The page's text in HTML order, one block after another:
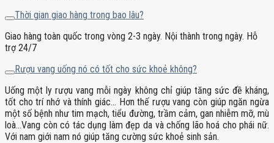
Thời gian giao hàng trong bao lâu?
Giao hàng toàn quốc trong vòng 2-3 ngày. Nội thành trong ngày. Hỗ
trợ 24/7
Rượu vang uống nó có tốt cho sức khoẻ không?
Uống một ly rượu vang mỗi ngày không chỉ giúp tăng sức đề kháng,
tốt cho trí nhớ và thính giác… Hơn thế rượu vang còn giúp ngăn ngừa
một số bệnh như tim mạch, tiểu đường, trầm cảm, gan nhiễm mỡ, mù
loà…Vang còn có tác dụng làm đẹp da và chống lão hoá cho phái nữ.
Với nam giới nam nó giúp tăng cường sức khoẻ sinh sản.